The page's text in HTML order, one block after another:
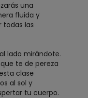
una
fluida y
todas las
lado mirándote.
te de pereza
clase
al sol y
tu cuerpo.